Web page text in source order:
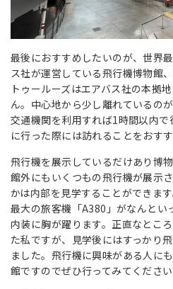
最後におすすめしたいのが、世界
ス社が運営している飛行機博物館
トゥールーズはエアバス社の本拠
ん。中心地から少し離れているの
交通機関を利用すれば1時間以内
に行った際には訪れることをおすす
飛行機を展示しているだけあり博
館外にもいくつもの飛行機が展示
かは内部を見学することができま
最大の旅客機「A380」がなんとい
内装に胸が躍ります。正直なとこ
た私ですが、見学後にはすっかり
ました。飛行機に興味がある人に
館ですのでぜひ行ってみてください